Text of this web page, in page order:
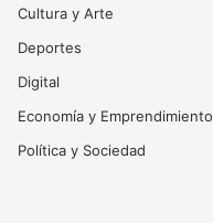
Cultura y Arte
Deportes
Digital
Economía y Emprendimiento
Política y Sociedad